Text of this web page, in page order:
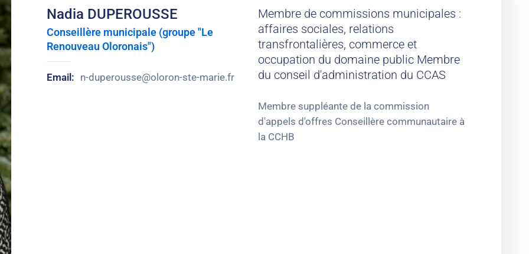
Nadia DUPEROUSSE
Conseillère municipale (groupe "Le
Renouveau Oloronais")
Email: n-duperousse@oloron-ste-marie.fr
Membre de commissions municipales :
affaires sociales, relations
transfrontalières, commerce et
occupation du domaine public Membre
du conseil d'administration du CCAS
Membre suppléante de la commission
d'appels d'offres Conseillère communautaire à
la CCHB